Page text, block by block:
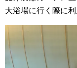
大浴場に行く際に